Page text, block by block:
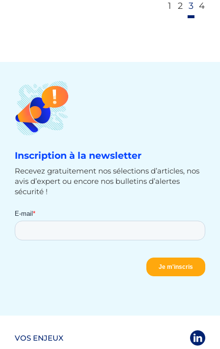
1 2 3 4
Inscription à la newsletter
Recevez gratuitement nos sélections d’articles, nos
avis d’expert ou encore nos bulletins d’alertes
sécurité !
VOS ENJEUX